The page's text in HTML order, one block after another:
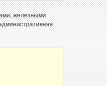
железными